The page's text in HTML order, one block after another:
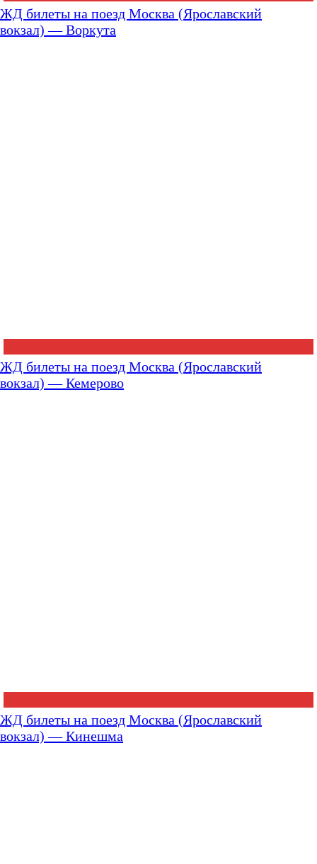
ЖД билеты на поезд Москва (Ярославский
вокзал) — Воркута
ЖД билеты на поезд Москва (Ярославский
вокзал) — Кемерово
ЖД билеты на поезд Москва (Ярославский
вокзал) — Кинешма